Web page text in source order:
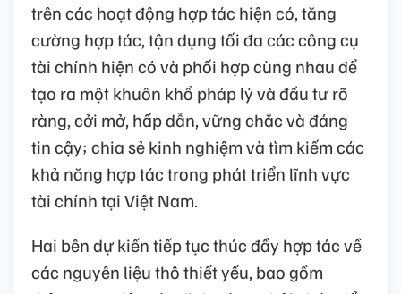
trên các hoạt động hợp tác hiện có, tăng
cường hợp tác, tận dụng tối đa các công cụ
tài chính hiện có và phối hợp cùng nhau để
tạo ra một khuôn khổ pháp lý và đầu tư rõ
ràng, cởi mở, hấp dẫn, vững chắc và đáng
tin cậy; chia sẻ kinh nghiệm và tìm kiếm các
khả năng hợp tác trong phát triển lĩnh vực
tài chính tại Việt Nam.
Hai bên dự kiến tiếp tục thúc đẩy hợp tác về
các nguyên liệu thô thiết yếu, bao gồm